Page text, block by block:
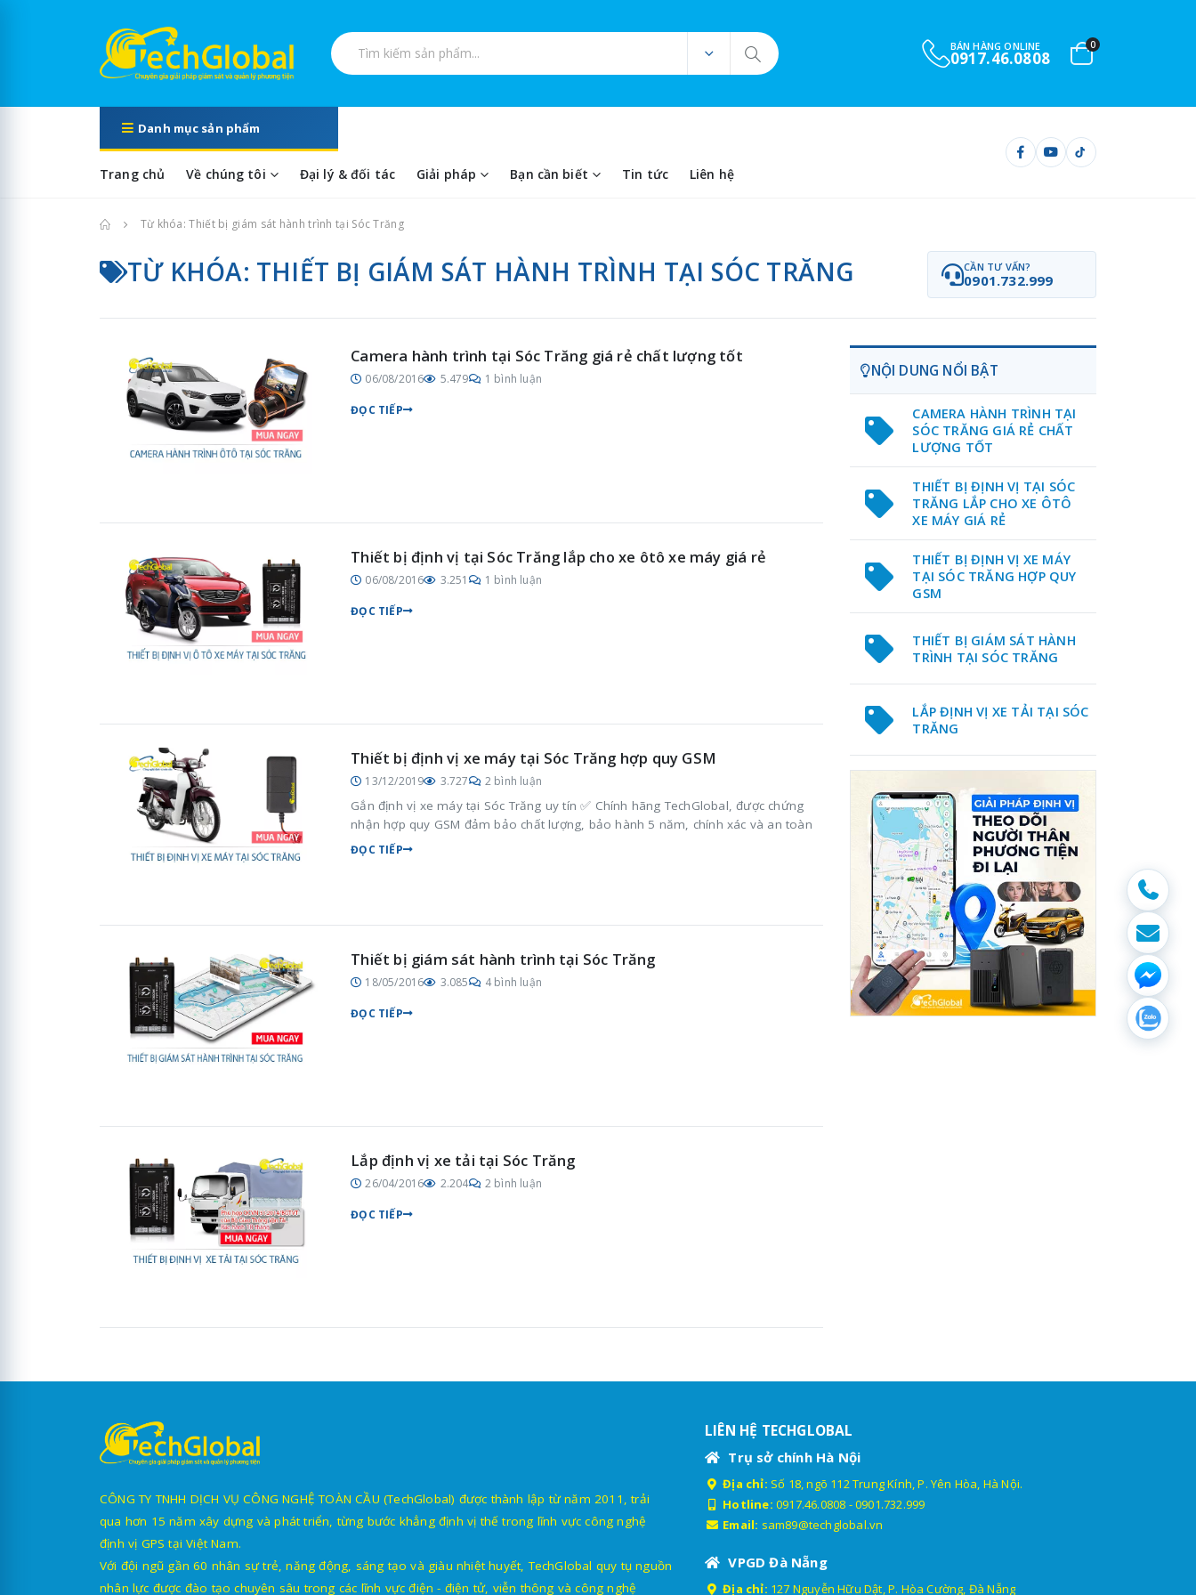
Tìm kiếm sản phẩm
BÁN HÀNG ONLINE
0917.46.0808
0
Danh mục sản phẩm
Trang chủ Về chúng tôi Đại lý & đối tác Giải pháp Bạn cần biết Tin tức Liên hệ
Trang chủTừ khóa: Thiết bị giám sát hành trình tại Sóc Trăng
TỪ KHÓA: THIẾT BỊ GIÁM SÁT HÀNH TRÌNH TẠI SÓC TRĂNG CẦN TƯ VẤN?
0901.732.999
Camera hành trình tại Sóc Trăng giá rẻ chất lượng tốt
06/08/2016 5.479 1 bình luận
ĐỌC TIẾP
Thiết bị định vị tại Sóc Trăng lắp cho xe ôtô xe máy giá rẻ
06/08/2016 3.251 1 bình luận
ĐỌC TIẾP
Thiết bị định vị xe máy tại Sóc Trăng hợp quy GSM
13/12/2019 3.727 2 bình luận
Gắn định vị xe máy tại Sóc Trăng uy tín ✅ Chính hãng TechGlobal, được chứng
nhận hợp quy GSM đảm bảo chất lượng, bảo hành 5 năm, chính xác và an toàn
ĐỌC TIẾP
Thiết bị giám sát hành trình tại Sóc Trăng
18/05/2016 3.085 4 bình luận
ĐỌC TIẾP
Lắp định vị xe tải tại Sóc Trăng
26/04/2016 2.204 2 bình luận
ĐỌC TIẾP
NỘI DUNG NỔI BẬT
CAMERA HÀNH TRÌNH TẠI
SÓC TRĂNG GIÁ RẺ CHẤT
LƯỢNG TỐT
THIẾT BỊ ĐỊNH VỊ TẠI SÓC
TRĂNG LẮP CHO XE ÔTÔ
XE MÁY GIÁ RẺ
THIẾT BỊ ĐỊNH VỊ XE MÁY
TẠI SÓC TRĂNG HỢP QUY
GSM
THIẾT BỊ GIÁM SÁT HÀNH
TRÌNH TẠI SÓC TRĂNG
LẮP ĐỊNH VỊ XE TẢI TẠI SÓC
TRĂNG
CÔNG TY TNHH DỊCH VỤ CÔNG NGHỆ TOÀN CẦU (TechGlobal) được thành lập từ năm 2011, trải
qua hơn 15 năm xây dựng và phát triển, từng bước khẳng định vị thế trong lĩnh vực công nghệ
định vị GPS tại Việt Nam.
Với đội ngũ gần 60 nhân sự trẻ, năng động, sáng tạo và giàu nhiệt huyết, TechGlobal quy tụ nguồn
nhân lực được đào tạo chuyên sâu trong các lĩnh vực điện - điện tử, viễn thông và công nghệ
LIÊN HỆ TECHGLOBAL
Trụ sở chính Hà Nội
Địa chỉ: Số 18, ngõ 112 Trung Kính, P. Yên Hòa, Hà Nội.
Hotline: 0917.46.0808 -0901.732.999
Email: sam89@techglobal.vn
VPGD Đà Nẵng
Địa chỉ: 127 Nguyễn Hữu Dật, P. Hòa Cường, Đà Nẵng